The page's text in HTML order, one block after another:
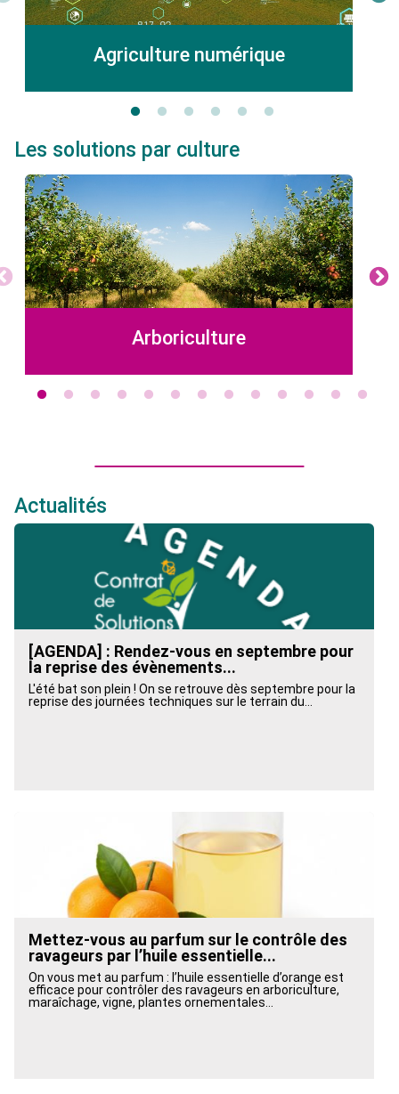
Agriculture numérique
Les solutions par culture
Arboriculture
Actualités
[AGENDA] : Rendez-vous en septembre pour
la reprise des évènements...
L'été bat son plein ! On se retrouve dès septembre pour la
reprise des journées techniques sur le terrain du...
Mettez-vous au parfum sur le contrôle des
ravageurs par l’huile essentielle...
On vous met au parfum : l’huile essentielle d’orange est
efficace pour contrôler des ravageurs en arboriculture,
maraîchage, vigne, plantes ornementales...